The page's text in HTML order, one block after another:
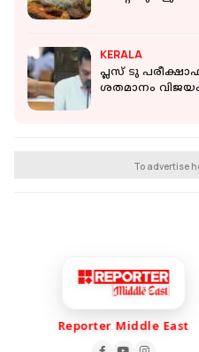
KERALA
പ്ലസ് ടു
ശതമാനം
To advertise
Reporter Middle East